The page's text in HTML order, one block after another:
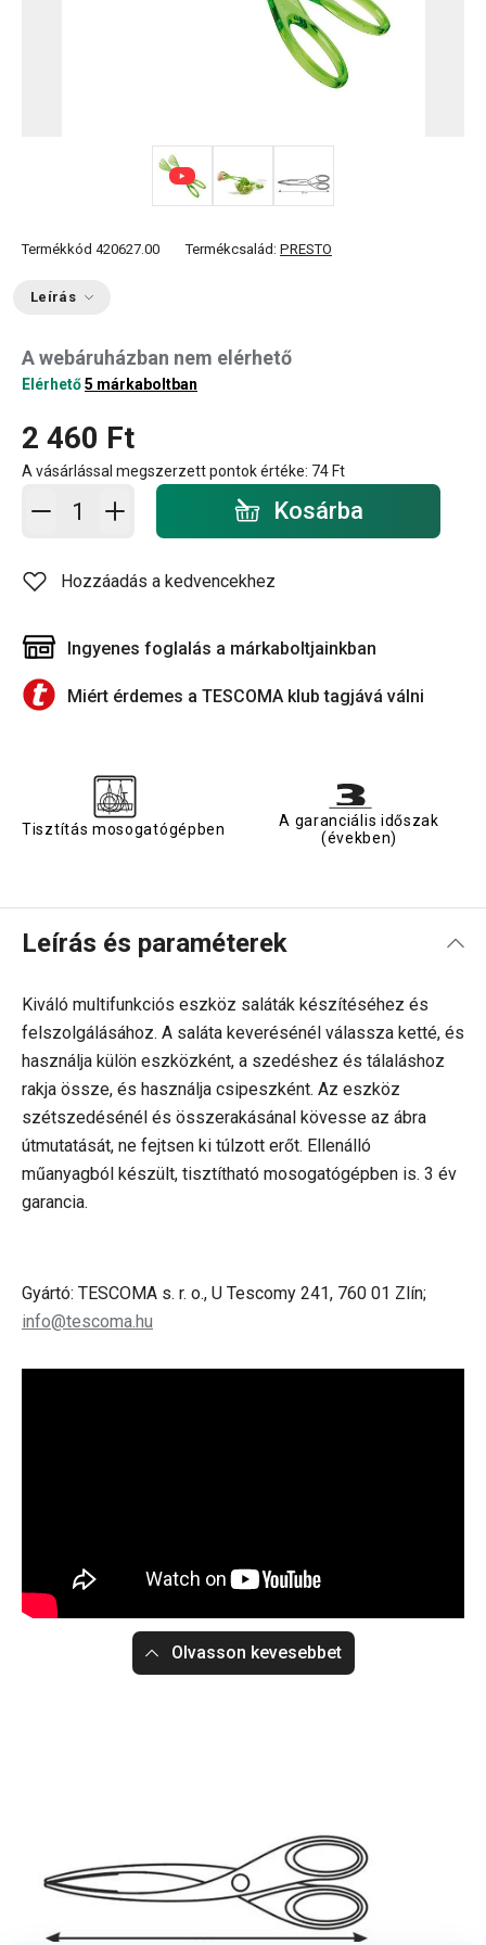
Termékkód 420627.00 Termékcsalád: PRESTO
Leírás
A webáruházban nem elérhető
Elérhető5 márkaboltban
2 460 Ft
A vásárlással megszerzett pontok értéke: 74 Ft
Kosárba - mennyiség Kosárba
Hozzáadás a kedvencekhez
Ingyenes foglalás a márkaboltjainkban
Miért érdemes a TESCOMA klub tagjává válni
Tisztítás mosogatógépben
A garanciális időszak
(években)
Leírás és paraméterek
Kiváló multifunkciós eszköz saláták készítéséhez és
felszolgálásához. A saláta keverésénél válassza ketté, és
használja külön eszközként, a szedéshez és tálaláshoz
rakja össze, és használja csipeszként. Az eszköz
szétszedésénél és összerakásánal kövesse az ábra
útmutatását, ne fejtsen ki túlzott erőt. Ellenálló
műanyagból készült, tisztítható mosogatógépben is. 3 év
garancia.
Gyártó: TESCOMA s. r. o., U Tescomy 241, 760 01 Zlín;
info@tescoma.hu
Olvasson kevesebbet